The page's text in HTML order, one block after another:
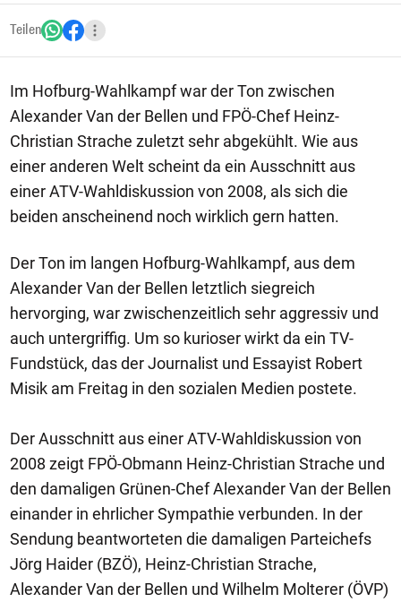
Teilen
Im Hofburg-Wahlkampf war der Ton zwischen
Alexander Van der Bellen und FPÖ-Chef Heinz-
Christian Strache zuletzt sehr abgekühlt. Wie aus
einer anderen Welt scheint da ein Ausschnitt aus
einer ATV-Wahldiskussion von 2008, als sich die
beiden anscheinend noch wirklich gern hatten.
Der Ton im langen Hofburg-Wahlkampf, aus dem
Alexander Van der Bellen letztlich siegreich
hervorging, war zwischenzeitlich sehr aggressiv und
auch untergriffig. Um so kurioser wirkt da ein TV-
Fundstück, das der Journalist und Essayist Robert
Misik am Freitag in den sozialen Medien postete.
Der Ausschnitt aus einer ATV-Wahldiskussion von
2008 zeigt FPÖ-Obmann Heinz-Christian Strache und
den damaligen Grünen-Chef Alexander Van der Bellen
einander in ehrlicher Sympathie verbunden. In der
Sendung beantworteten die damaligen Parteichefs
Jörg Haider (BZÖ), Heinz-Christian Strache,
Alexander Van der Bellen und Wilhelm Molterer (ÖVP)